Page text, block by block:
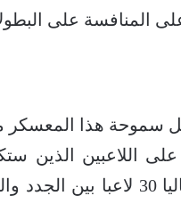
المنافسة على
سموحة هذا المعسكر
على اللاعبين
تدعيمات جديدة، واختار